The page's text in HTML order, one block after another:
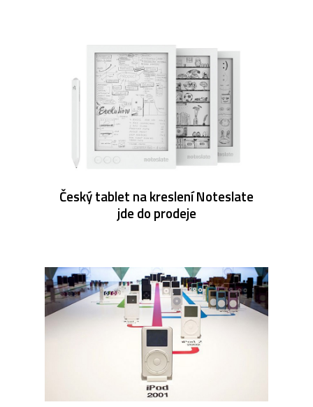
Český tablet na kreslení Noteslate
jde do prodeje